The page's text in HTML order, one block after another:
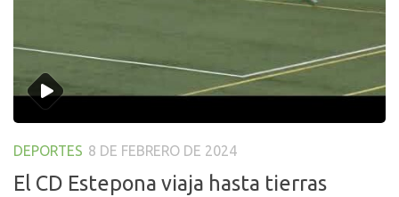
DEPORTES 8 DE FEBRERO DE 2024
El CD Estepona viaja hasta tierras